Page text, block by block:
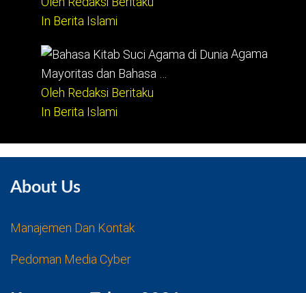
In Berita Islami
Agama
Mayoritas dan Bahasa …
Oleh Redaksi Beritaku
In Berita Islami
About Us
Manajemen Dan Kontak
Pedoman Media Cyber